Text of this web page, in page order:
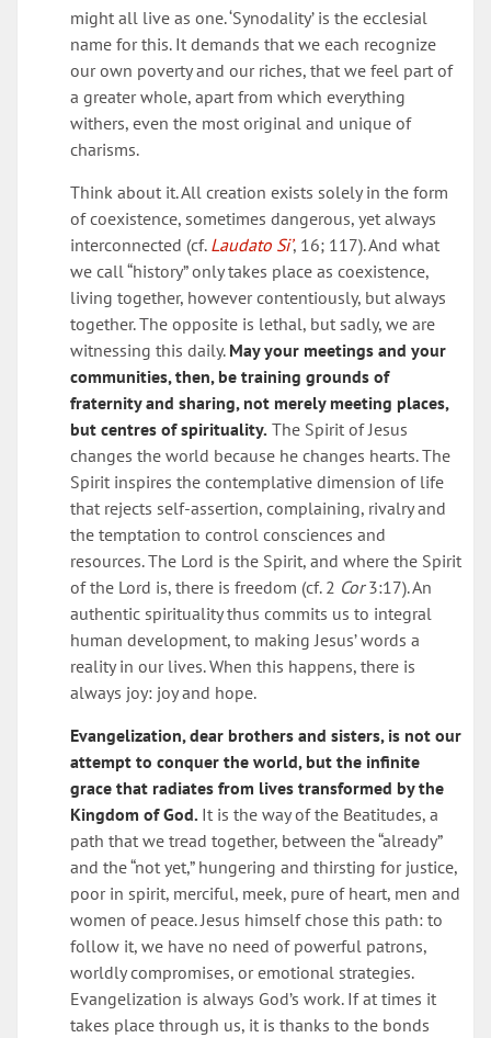
might all live as one. ‘Synodality’ is the ecclesial
name for this. It demands that we each recognize
our own poverty and our riches, that we feel part of
a greater whole, apart from which everything
withers, even the most original and unique of
charisms.
Think about it. All creation exists solely in the form
of coexistence, sometimes dangerous, yet always
interconnected (cf. Laudato Si’, 16; 117). And what
we call “history” only takes place as coexistence,
living together, however contentiously, but always
together. The opposite is lethal, but sadly, we are
witnessing this daily. May your meetings and your
communities, then, be training grounds of
fraternity and sharing, not merely meeting places,
but centres of spirituality. The Spirit of Jesus
changes the world because he changes hearts. The
Spirit inspires the contemplative dimension of life
that rejects self-assertion, complaining, rivalry and
the temptation to control consciences and
resources. The Lord is the Spirit, and where the Spirit
of the Lord is, there is freedom (cf. 2 Cor3:17). An
authentic spirituality thus commits us to integral
human development, to making Jesus’ words a
reality in our lives. When this happens, there is
always joy: joy and hope.
Evangelization, dear brothers and sisters, is not our
attempt to conquer the world, but the infinite
grace that radiates from lives transformed by the
Kingdom of God. It is the way of the Beatitudes, a
path that we tread together, between the “already”
and the “not yet,” hungering and thirsting for justice,
poor in spirit, merciful, meek, pure of heart, men and
women of peace. Jesus himself chose this path: to
follow it, we have no need of powerful patrons,
worldly compromises, or emotional strategies.
Evangelization is always God’s work. If at times it
takes place through us, it is thanks to the bonds